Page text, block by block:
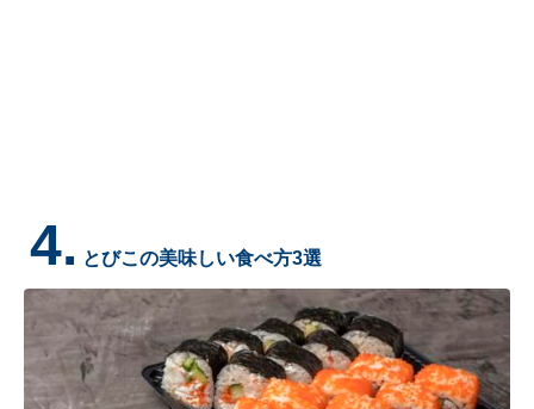
4. とびこの美味しい食べ方3選